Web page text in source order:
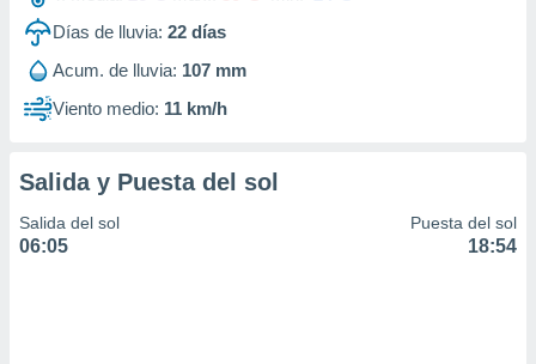
de
1199
Días de lluvia: 22 días
Acum. de lluvia: 107 mm
Viento medio: 11 km/h
Salida y Puesta del sol
Salida del sol
06:05
Puesta del sol
18:54